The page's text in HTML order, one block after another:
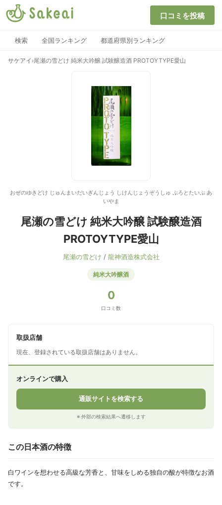
口コミを投稿
検索 全国ランキング 都道府県別ランキング
サケアイ ›尾瀬の雪どけ 純米大吟醸 試験醸造酒 PROTOYTYPE愛山
おぜのゆきどけ じゅんまいだいぎんじょう しけんじょうぞうしゅ ぷろとたいぷ あ
いやま
尾瀬の雪どけ 純米大吟醸 試験醸造酒
PROTOYTYPE愛山
尾瀬の雪どけ / 龍神酒造株式会社
純米大吟醸酒
0
口コミ数
取扱店舗
現在、登録されている取扱店舗はありません。
オンラインで購入
通販サイトを検索する
※ 外部の検索結果へ遷移します
この日本酒の特徴
白ワインを想わせる高級な芳香と、甘味をしめる独自の酸が特徴なお酒
です。